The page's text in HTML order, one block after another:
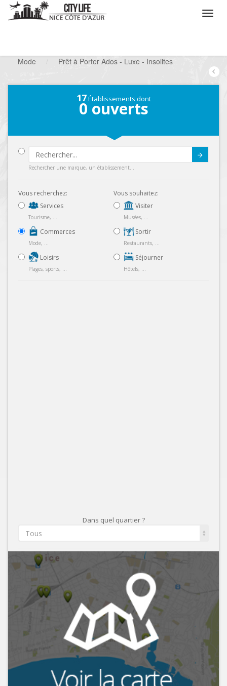
Mode
Prêt à Porter Ados - Luxe - Insolites
17Établissements dont
0 ouverts
Rechercher une marque, un établissement...
Vous recherchez:
Services
Tourisme, ...
Commerces
Mode, ...
Loisirs
Plages, sports, ...
Vous souhaitez:
Visiter
Musées, ...
Sortir
Restaurants, ...
Séjourner
Hôtels, ...
Dans quel quartier ?
Tous